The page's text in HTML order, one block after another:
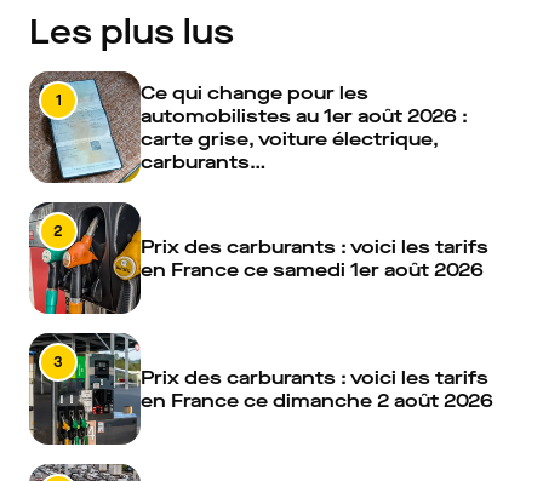
Les plus lus
1
Ce qui change pour les
automobilistes au 1er août 2026 :
carte grise, voiture électrique,
carburants…
2
Prix des carburants : voici les tarifs
en France ce samedi 1er août 2026
3
Prix des carburants : voici les tarifs
en France ce dimanche 2 août 2026